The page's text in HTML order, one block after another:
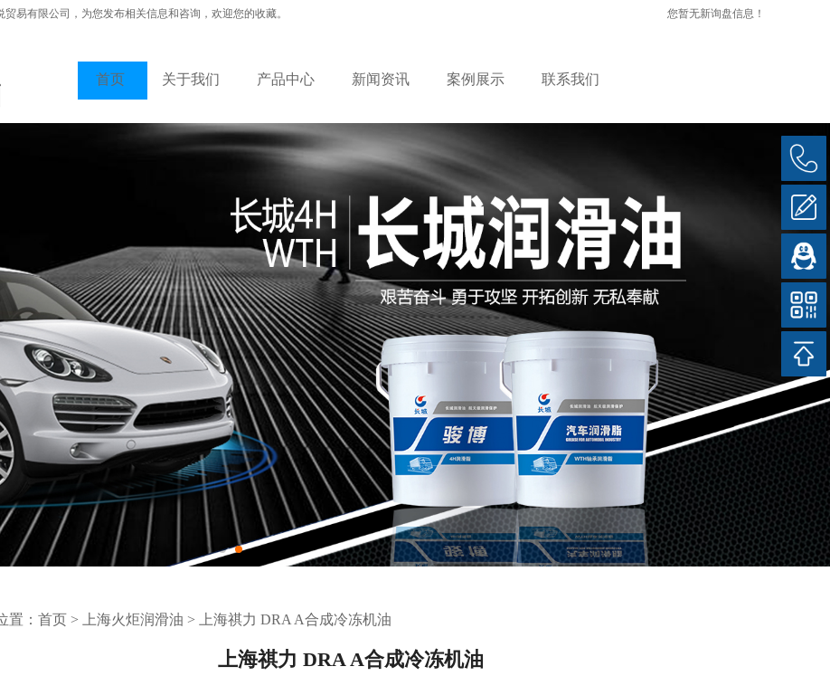
易有限公司，为您发布相关信息和咨询，欢迎您的收藏。 您暂无新询盘信息！
首页 关于我们 产品中心 新闻资讯 案例展示 联系我们
置： 首页 > 上海火炬润滑油 > 上海祺力 DRA A合成冷冻机油
上海祺力 DRA A合成冷冻机油